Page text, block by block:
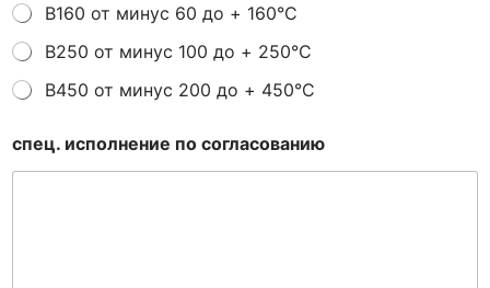
В160 от минус 60 до + 160°С
В250 от минус 100 до + 250°С
В450 от минус 200 до + 450°С
спец. исполнение по согласованию